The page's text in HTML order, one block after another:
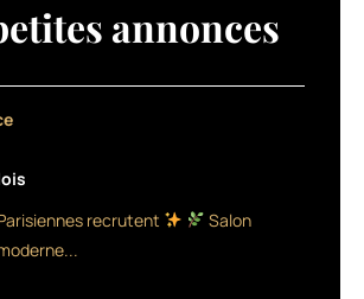
annonces
recrutent
Salon